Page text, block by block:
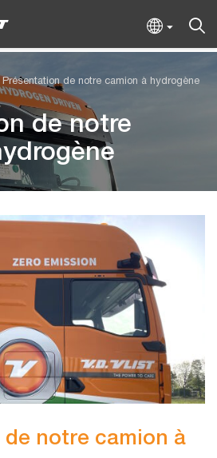
Présentation de notre camion à hydrogène
de notre
de notre camion à